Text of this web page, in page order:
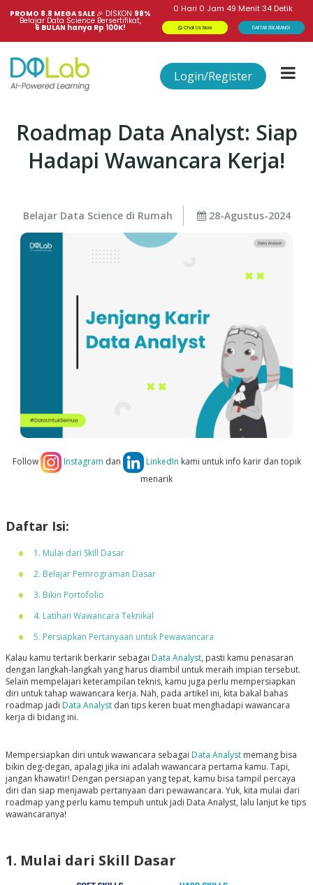
PROMO 8.8 MEGA SALE 🎉 DISKON 98%
Belajar Data Science Bersertifikat,
6 BULAN hanya Rp 100K!
0 Hari 0 Jam 49 Menit34 Detik
Chat Us Now DAFTAR SEKARANG!
Login/Register
Roadmap Data Analyst: Siap
Hadapi Wawancara Kerja!
Belajar Data Science di Rumah 28-Agustus-2024
Follow Instagram dan LinkedIn kami untuk info karir dan topik
menarik
Daftar Isi:
1. Mulai dari Skill Dasar
2. Belajar Pemrograman Dasar
3. Bikin Portofolio
4. Latihan Wawancara Teknikal
5. Persiapkan Pertanyaan untuk Pewawancara
Kalau kamu tertarik berkarir sebagai Data Analyst, pasti kamu penasaran
dengan langkah-langkah yang harus diambil untuk meraih impian tersebut.
Selain mempelajari keterampilan teknis, kamu juga perlu mempersiapkan
diri untuk tahap wawancara kerja. Nah, pada artikel ini, kita bakal bahas
roadmap jadi Data Analystdan tips keren buat menghadapi wawancara
kerja di bidang ini.
Mempersiapkan diri untuk wawancara sebagai Data Analystmemang bisa
bikin deg-degan, apalagi jika ini adalah wawancara pertama kamu. Tapi,
jangan khawatir! Dengan persiapan yang tepat, kamu bisa tampil percaya
diri dan siap menjawab pertanyaan dari pewawancara. Yuk, kita mulai dari
roadmap yang perlu kamu tempuh untuk jadi Data Analyst, lalu lanjut ke tips
wawancaranya!
1. Mulai dari Skill Dasar